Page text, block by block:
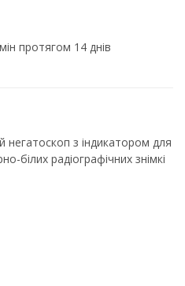
протягом 14 днів
негатоскоп з індикатором для
білих радіографічних знімкі